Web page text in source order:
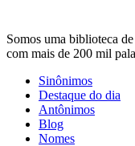
Somos uma biblioteca
com mais de 200 mil
Sinônimos
Destaque do dia
Antônimos
Blog
Nomes